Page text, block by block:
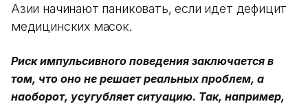
Азии начинают паниковать, если идет дефицит
медицинских масок.
Риск импульсивного поведения заключается в
том, что оно не решает реальных проблем, а
наоборот, усугубляет ситуацию. Так, например,